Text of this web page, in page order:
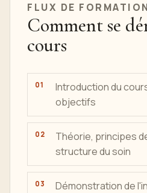
FLUX DE
Comment se
cours
Introduction du
objectifs
Théorie, principes
structure du soin
Démonstration de